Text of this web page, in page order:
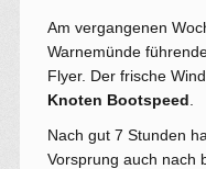
Am vergangenen
Warnemünde
Flyer. Der frische
Knoten Bootspeed
Nach gut 7 Stunden
Vorsprung auch nach